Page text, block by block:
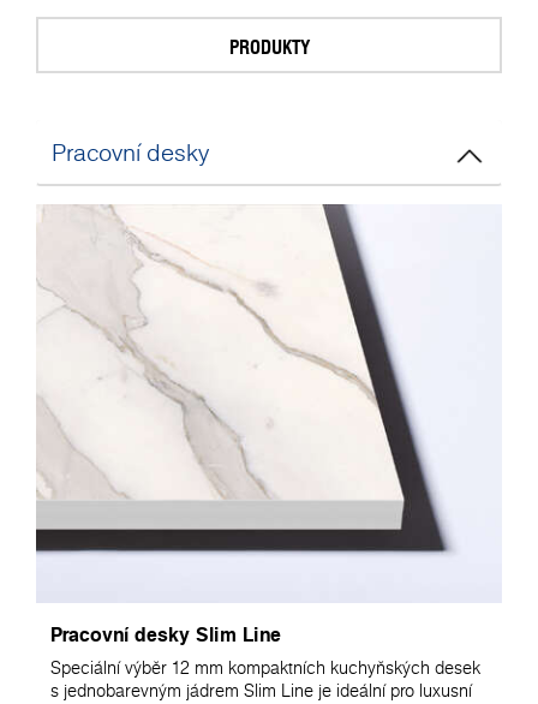
PRODUKTY
Pracovní desky
Pracovní desky Slim Line
Speciální výběr 12 mm kompaktních kuchyňských desek
s jednobarevným jádrem Slim Line je ideální pro luxusní